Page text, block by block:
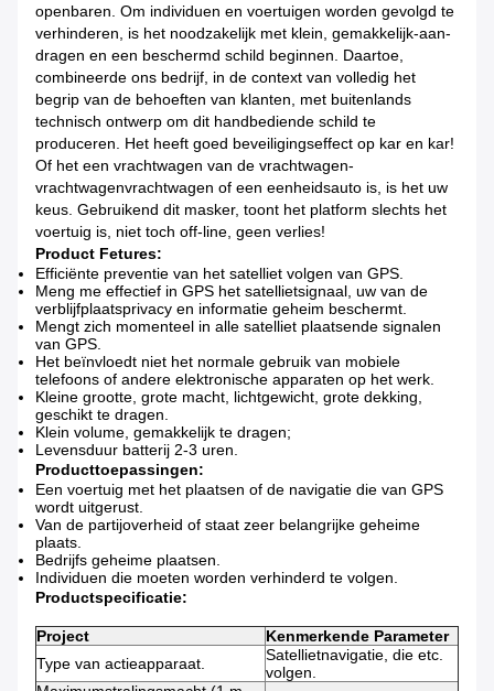
openbaren. Om individuen en voertuigen worden gevolgd te
verhinderen, is het noodzakelijk met klein, gemakkelijk-aan-
dragen en een beschermd schild beginnen. Daartoe,
combineerde ons bedrijf, in de context van volledig het
begrip van de behoeften van klanten, met buitenlands
technisch ontwerp om dit handbediende schild te
produceren. Het heeft goed beveiligingseffect op kar en kar!
Of het een vrachtwagen van de vrachtwagen-
vrachtwagenvrachtwagen of een eenheidsauto is, is het uw
keus. Gebruikend dit masker, toont het platform slechts het
voertuig is, niet toch off-line, geen verlies!
Product Fetures:
Efficiënte preventie van het satelliet volgen van GPS.
Meng me effectief in GPS het satellietsignaal, uw van de
verblijfplaatsprivacy en informatie geheim beschermt.
Mengt zich momenteel in alle satelliet plaatsende signalen
van GPS.
Het beïnvloedt niet het normale gebruik van mobiele
telefoons of andere elektronische apparaten op het werk.
Kleine grootte, grote macht, lichtgewicht, grote dekking,
geschikt te dragen.
Klein volume, gemakkelijk te dragen;
Levensduur batterij 2-3 uren.
Producttoepassingen:
Een voertuig met het plaatsen of de navigatie die van GPS
wordt uitgerust.
Van de partijoverheid of staat zeer belangrijke geheime
plaats.
Bedrijfs geheime plaatsen.
Individuen die moeten worden verhinderd te volgen.
Productspecificatie:
Project
Kenmerkende Parameter
Type van actieapparaat.
Satellietnavigatie, die etc.
volgen.